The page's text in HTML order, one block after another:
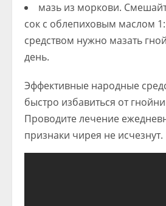
мазь из моркови.
сок с облепиховым маслом
средством нужно мазать
день.
Эффективные народные
быстро избавиться от
Проводите лечение
признаки чирея не исчезнут.